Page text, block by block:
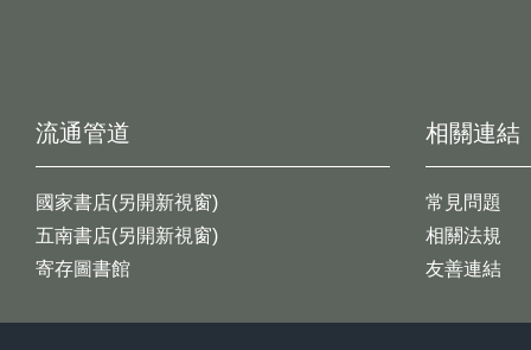
流通管道
國家書店(另開新視窗)
五南書店(另開新視窗)
寄存圖書館
相關連結
常見問題
相關法規
友善連結